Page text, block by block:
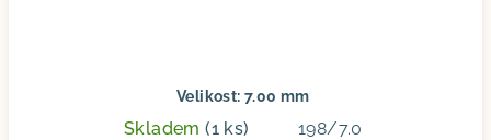
Velikost: 7.00 mm
Skladem(1 ks) 198/7.0